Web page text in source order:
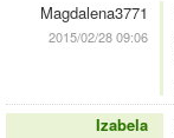
Magdalena3771
2015/02/28 09:06
Izabela